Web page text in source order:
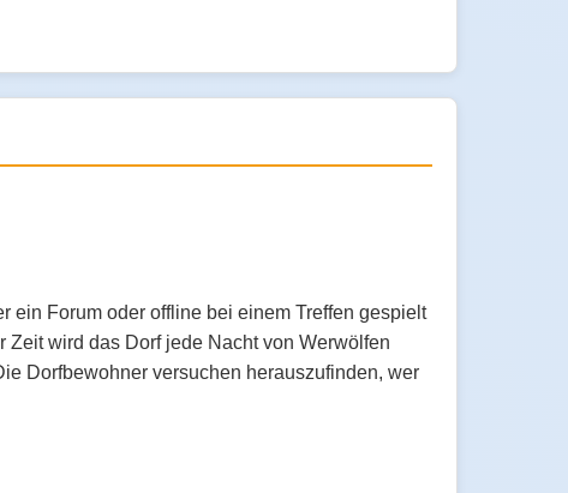
ein Forum oder offline bei einem Treffen gespielt
wird das Dorf jede Nacht von Werwölfen
Dorfbewohner versuchen herauszufinden, wer